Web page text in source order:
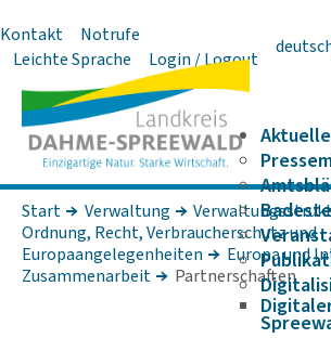
Kontakt
Notrufe
Leichte Sprache
Login / Logout
Start Verwaltung
Ordnung, Recht, Verbraucherschutz und
Europaangelegenheiten
Europa und
Zusammenarbeit
Partnerschaften